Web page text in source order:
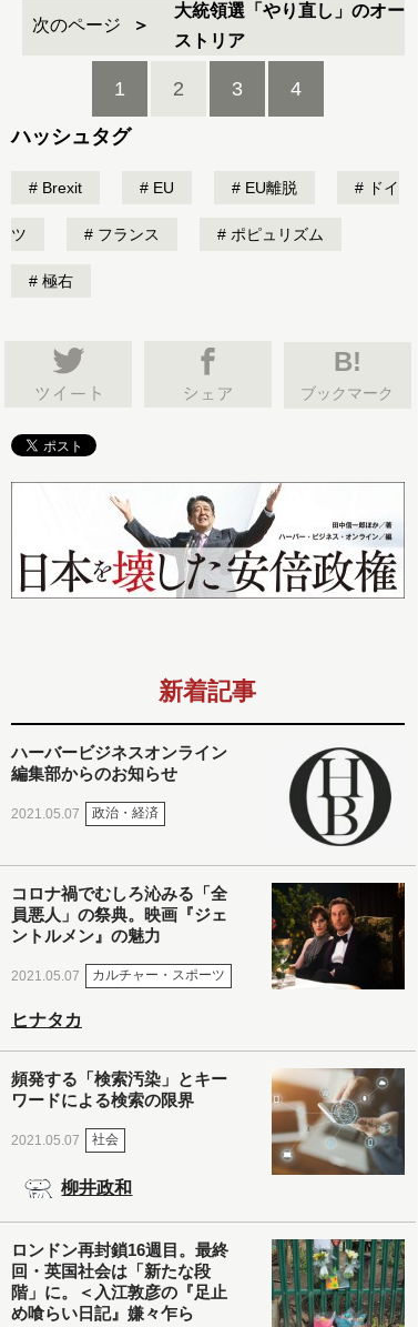
次のページ
大統領選「やり直し」のオー
ストリア
1 2 3 4
ハッシュタグ
Brexit EU EU離脱 ドイ
ツ フランス ポピュリズム
極右
B!
ブックマーク
新着記事
ハーバービジネスオンライン
編集部からのお知らせ
2021.05.07 政治・経済
コロナ禍でむしろ沁みる「全
員悪人」の祭典。映画『ジェ
ントルメン』の魅力
2021.05.07 カルチャー・スポーツ
ヒナタカ
頻発する「検索汚染」とキー
ワードによる検索の限界
2021.05.07 社会
柳井政和
ロンドン再封鎖16週目。最終
回・英国社会は「新たな段
階」に。＜入江敦彦の『足止
め喰らい日記』嫌々乍ら